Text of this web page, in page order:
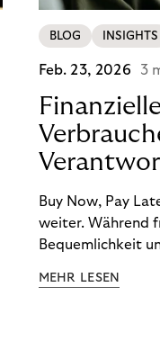
BLOG INSIGHTS
Feb. 23, 2026 3
für
Buy Now, Pay
weiter. Während
Bequemlichkeit
Gesundheit,
MEHR LESEN